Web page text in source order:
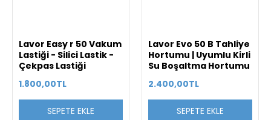
Lavor Easy r 50 Vakum
Lastiği - Silici Lastik -
Çekpas Lastiği
1.800,00TL
SEPETE EKLE
Lavor Evo 50 B Tahliye
Hortumu | Uyumlu Kirli
Su Boşaltma Hortumu
2.400,00TL
SEPETE EKLE